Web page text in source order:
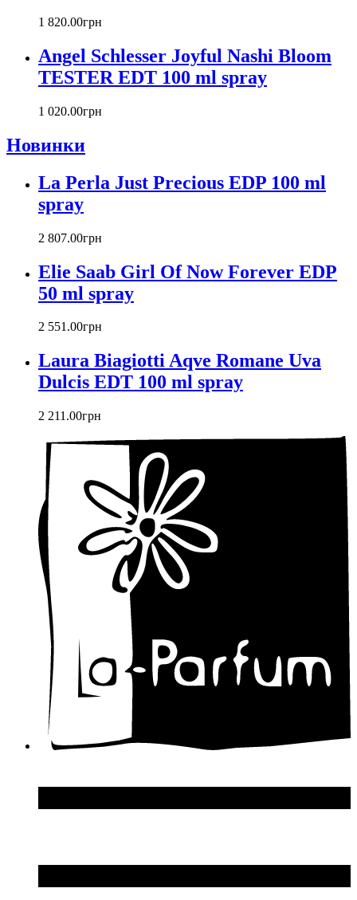
Carolina Herrera
Cartier
Chanel
Chevignon
Chopard
Christian Dior
Christina Aguilera
Cindy Crawford
Clive Christian
CnR Create
Cofinluxe
Comme Des Garcons
Costume National
Couch
Courreges
Creed
Cristobal Balenciaga
Cuarzo Signature
Cuba Paris
D'orsay
Damien Bash
David Yurman
Davidoff
Designer Shaik
Diesel
Diptyque
Disney
Dolce & Gabbana
Donna Karan
DSquared2
Dupont S.T.
Echosline
Elie Saab
Elizabeth Arden
Elizabeth Taylor
Enrico Gi
Escentric Molecules
1 820.00грн
Angel Schlesser Joyful Nashi Bloom
TESTER EDT 100 ml spray
1 020.00грн
Новинки
La Perla Just Precious EDP 100 ml
spray
2 807.00грн
Elie Saab Girl Of Now Forever EDP
50 ml spray
2 551.00грн
Laura Biagiotti Aqve Romane Uva
Dulcis EDT 100 ml spray
2 211 .00грн